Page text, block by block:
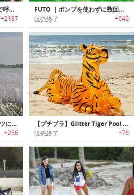
SCORKL｜最大10分間水中で呼吸できる再充填可能な軽量・ポータブルシリンダー「スコークル」
+2187
FUTO ｜ポンプを使わずに数回のスイングで空気注入可能なポータブルエアーマットレス「フュートー」
販売終了 +642
DolfinPack ｜様々なスポーツに最適な水分補給バックパック「ドルフィンパック」
+256
【プチプラ】Glitter Tiger Pool Float｜グリッター入りタイガーモチーフビーチフロート
販売終了 +76